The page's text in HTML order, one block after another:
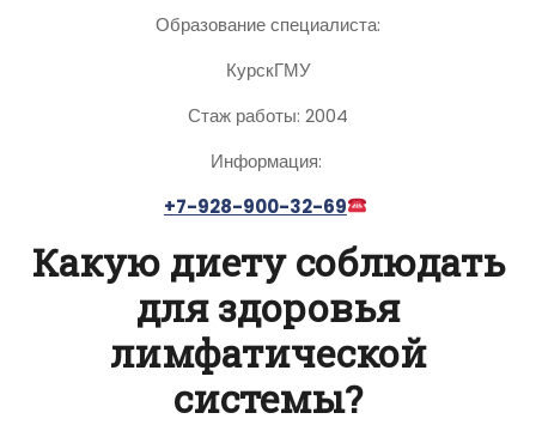
Образование специалиста:
КурскГМУ
Стаж работы: 2004
Информация:
+7-928-900-32-69
Какую диету соблюдать
для здоровья
лимфатической
системы?